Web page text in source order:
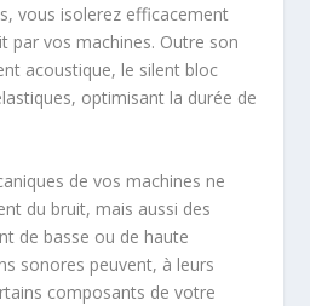
vous isolerez efficacement
par vos machines. Outre son
acoustique, le silent bloc
optimisant la durée de
de vos machines ne
du bruit, mais aussi des
de basse ou de haute
sonores peuvent, à leurs
composants de votre